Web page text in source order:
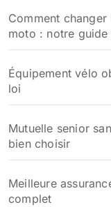
Comment
moto : notre guide
Équipement vélo
loi
Mutuelle senior
bien choisir
Meilleure
complet